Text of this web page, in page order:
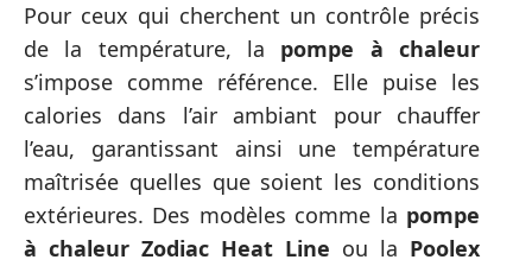
Pour ceux qui cherchent un contrôle précis
de la température, la pompe à chaleur
s’impose comme référence. Elle puise les
calories dans l’air ambiant pour chauffer
l’eau, garantissant ainsi une température
maîtrisée quelles que soient les conditions
extérieures. Des modèles comme la pompe
à chaleur Zodiac Heat Line ou la Poolex